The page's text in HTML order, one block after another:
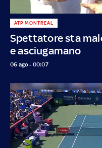
Spettatore sta
e asciugamano
ATP MONTREAL
06 ago - 00:07